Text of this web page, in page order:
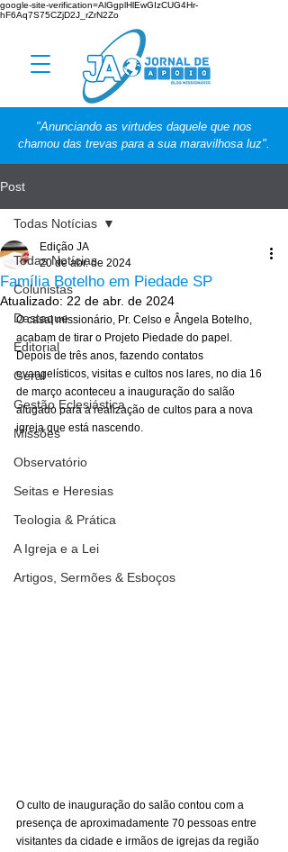
google-site-verification=AlGgplHlEwGIzCUG4Hr-
hF6Aq7S75CZjD2J_rZrN2Zo
"Anunciando as virtudes daquele que nos
chamou das trevas para a sua maravilhosa luz".
Post
Todas Notícias
Colunistas
Destaque
Editorial
Geral
Gestão Eclesiástica
Missões
Observatório
Seitas e Heresias
Teologia & Prática
A Igreja e a Lei
Artigos, Sermões & Esboços
Todas Notícias
Família Botelho em Piedade SP
Edição JA
20 de abr. de 2024
Atualizado: 22 de abr. de 2024
O casal missionário, Pr. Celso e Ângela Botelho,
acabam de tirar o Projeto Piedade do papel.
Depois de três anos, fazendo contatos
evangelísticos, visitas e cultos nos lares, no dia 16
de março aconteceu a inauguração do salão
alugado para a realização de cultos para a nova
igreja que está nascendo.
O culto de inauguração do salão contou com a
presença de aproximadamente 70 pessoas entre
visitantes da cidade e irmãos de igrejas da região